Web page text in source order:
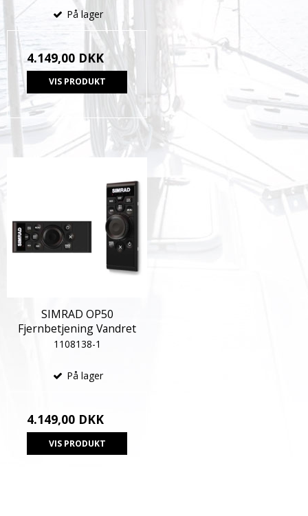
På lager
4.149,00 DKK
VIS PRODUKT
SIMRAD OP50
Fjernbetjening Vandret
1108138-1
På lager
4.149,00 DKK
VIS PRODUKT